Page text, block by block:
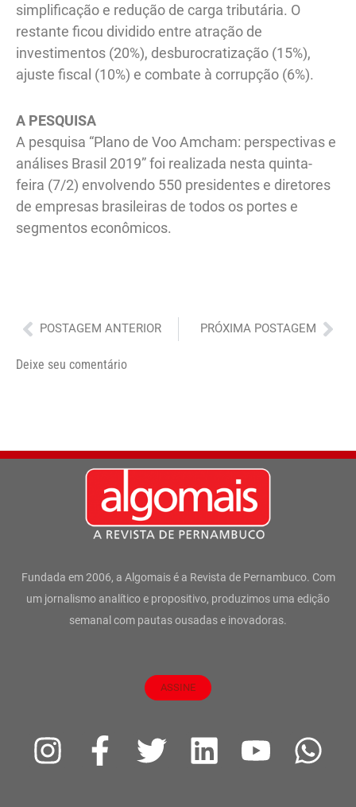
simplificação e redução de carga tributária. O
restante ficou dividido entre atração de
investimentos (20%), desburocratização (15%),
ajuste fiscal (10%) e combate à corrupção (6%).
A PESQUISA
A pesquisa “Plano de Voo Amcham: perspectivas e
análises Brasil 2019” foi realizada nesta quinta-
feira (7/2) envolvendo 550 presidentes e diretores
de empresas brasileiras de todos os portes e
segmentos econômicos.
Anterior
POSTAGEM ANTERIOR PRÓXIMA POSTAGEM
Deixe seu comentário
Fundada em 2006, a Algomais é a Revista de Pernambuco. Com
um jornalismo analítico e propositivo, produzimos uma edição
semanal com pautas ousadas e inovadoras.
ASSINE
I
F
a
T
L
Y
W